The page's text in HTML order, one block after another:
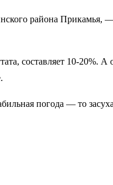
района Прикамья,
составляет 10-20%.
погода — то